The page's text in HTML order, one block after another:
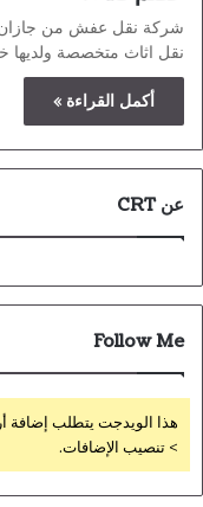
شركة نقل عفش من
نقل اثاث متخصصة ولديها
أكمل القراءة »
عن CRT
Follow Me
هذا الويدجت يتطلب إضافة
> تنصيب الإضافات.